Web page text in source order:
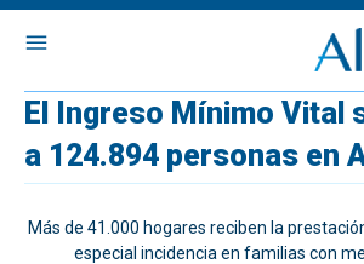
El Ingreso Mínimo Vital
a 124.894 personas en
Más de 41.000 hogares reciben la
especial incidencia en familias con